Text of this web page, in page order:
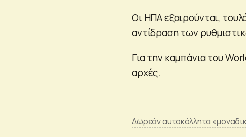
Οι ΗΠΑ εξαιρούνται,
αντίδραση των
Για την καμπάνια του
αρχές.
Δωρεάν αυτοκόλλητα